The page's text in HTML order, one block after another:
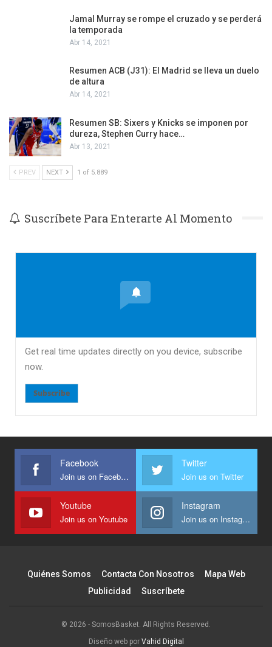
Jamal Murray se rompe el cruzado y se perderá
la temporada
Abr 14, 2021
Resumen ACB (J31): El Madrid se lleva un duelo
de altura
Abr 14, 2021
Resumen SB: Sixers y Knicks se imponen por
dureza, Stephen Curry hace…
Abr 13, 2021
PREV NEXT 1 of 5.889
Suscríbete Para Enterarte Al Momento
Get real time updates directly on you device, subscribe
now.
Subscribe
Facebook
Join us on Facebook
Twitter
Join us on Twitter
Youtube
Join us on Youtube
Instagram
Join us on Instagram
Quiénes Somos Contacta Con Nosotros
Mapa Web
Publicidad
Suscríbete
© 2026 - SomosBasket. All Rights Reserved.
Diseño web por Vahid Digital